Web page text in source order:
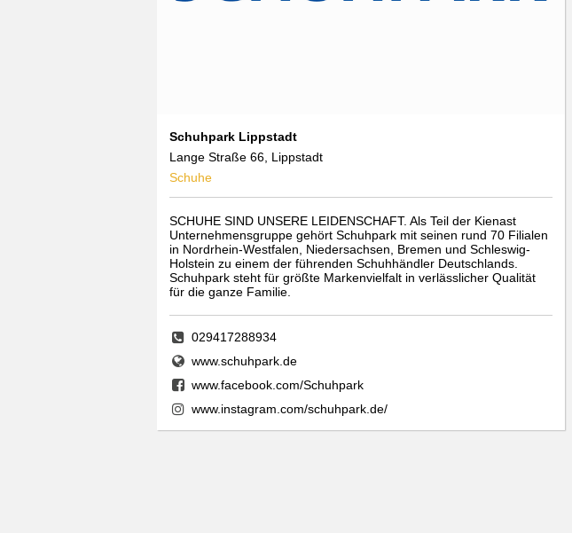
Schuhpark Lippstadt
Lange Straße 66, Lippstadt
Schuhe
SCHUHE SIND UNSERE LEIDENSCHAFT. Als Teil der Kienast
Unter­nehmens­gruppe gehört Schuhpark mit seinen rund 70 Filialen
in Nordrhein-Westfalen, Niedersachsen, Bremen und Schleswig-
Holstein zu einem der führenden Schuh­händler Deutschlands.
Schuhpark steht für größte Markenvielfalt in verlässlicher Qualität
für die ganze Familie.
029417288934
www.schuhpark.de
www.facebook.com/Schuhpark
www.instagram.com/schuhpark.de/